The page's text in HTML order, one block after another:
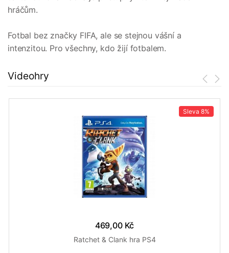
hráčům.
Fotbal bez značky FIFA, ale se stejnou vášní a
intenzitou. Pro všechny, kdo žijí fotbalem.
Videohry
Sleva 8%
469,00 Kč
Ratchet & Clank hra PS4